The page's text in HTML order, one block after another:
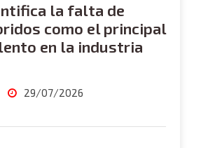
la falta de
como el principal
en la industria
29/07/2026